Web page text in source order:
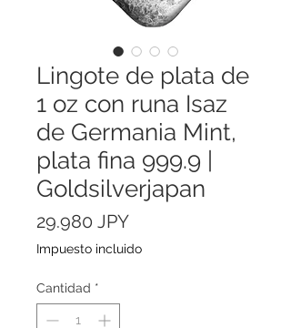
Lingote de plata de
1 oz con runa Isaz
de Germania Mint,
plata fina 999.9 |
Goldsilverjapan
29.980 JPYPrecio
Impuesto incluido
Cantidad *